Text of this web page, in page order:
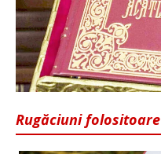
Rugăciuni folositoare